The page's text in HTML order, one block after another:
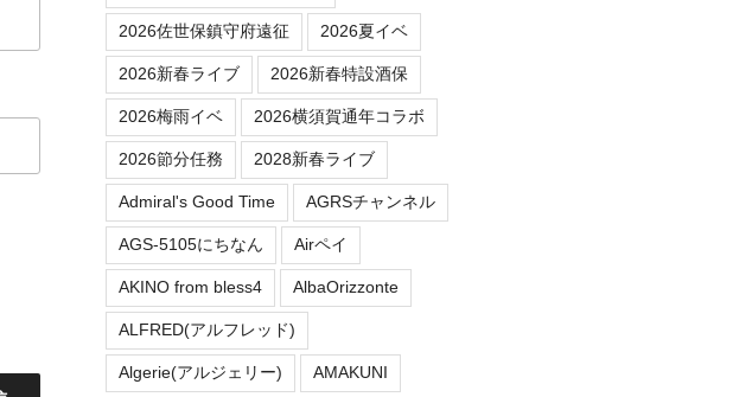
2026佐世保鎮守府遠征 2026夏イベ
2026新春ライブ 2026新春特設酒保
2026梅雨イベ 2026横須賀通年コラボ
2026節分任務 2028新春ライブ
Admiral's Good Time AGRSチャンネル
AGS-5105にちなん Airペイ
AKINO from bless4 AlbaOrizzonte
ALFRED(アルフレッド)
Algerie(アルジェリー) AMAKUNI